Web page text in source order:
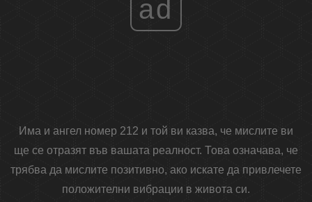
ad
Има и ангел номер 212 и той ви казва, че мислите ви
ще се отразят във вашата реалност. Това означава, че
трябва да мислите позитивно, ако искате да привлечете
положителни вибрации в живота си.